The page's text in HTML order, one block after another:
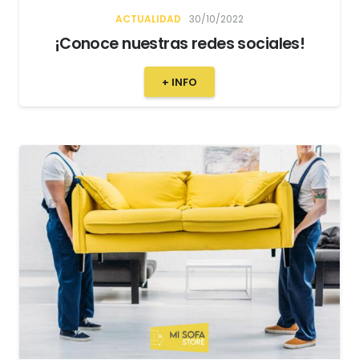
ACTUALIDAD 30/10/2022
¡Conoce nuestras redes sociales!
+ INFO